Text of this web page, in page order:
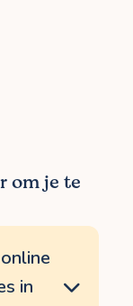
om je te
in